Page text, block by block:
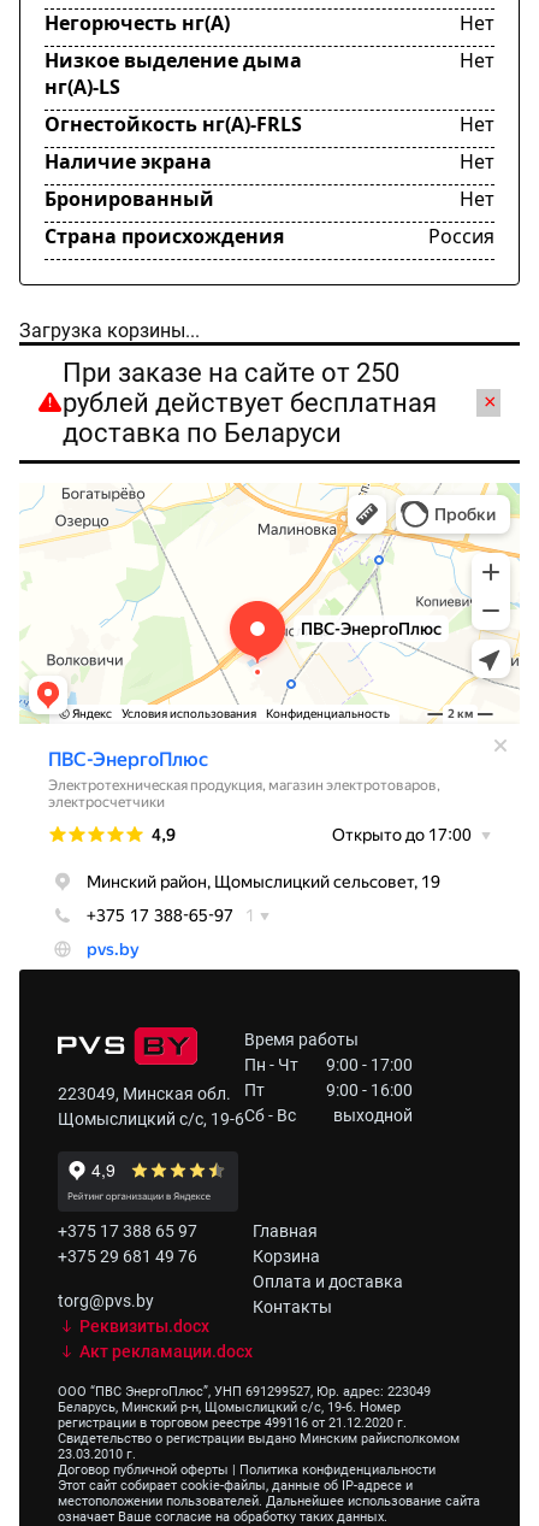
Негорючесть нг(А)
Нет
Низкое выделение дыма
нг(А)-LS
Нет
Огнестойкость нг(А)-FRLS
Нет
Наличие экрана
Нет
Бронированный
Нет
Страна происхождения
Россия
Загрузка корзины...
При заказе на сайте от 250
рублей действует бесплатная
доставка по Беларуси
×
223049, Минская обл.
Щомыслицкий с/с, 19-6
Время работы
Пн - Чт
9:00 - 17:00
Пт
9:00 - 16:00
Сб - Вс
выходной
+375 17 388 65 97
+375 29 681 49 76
torg@pvs.by
Реквизиты.docx
Акт рекламации.docx
Главная
Корзина
Оплата и доставка
Контакты
ООО “ПВС ЭнергоПлюс”, УНП 691299527, Юр. адрес: 223049
Беларусь, Минский р-н, Щомыслицкий с/с, 19-6. Номер
регистрации в торговом реестре 499116 от 21.12.2020 г.
Свидетельство о регистрации выдано Минским райисполкомом
23.03.2010 г.
Договор публичной оферты | Политика конфиденциальности
Этот сайт собирает cookie-файлы, данные об IP-адресе и
местоположении пользователей. Дальнейшее использование сайта
означает Ваше согласие на обработку таких данных.